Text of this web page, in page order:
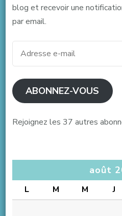
blog et recevoir une
par email.
ABONNEZ-VOUS
Rejoignez les 37 autres
août
L M M J